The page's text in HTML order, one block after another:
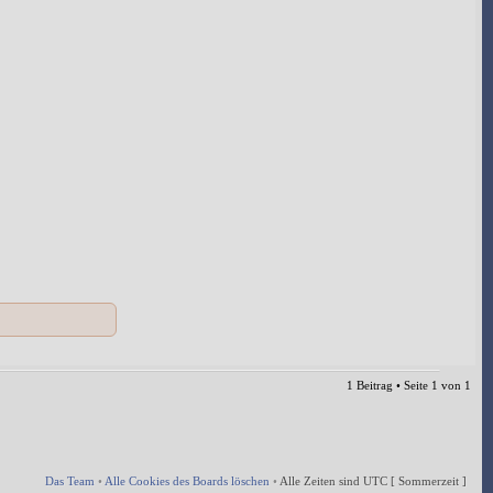
1 Beitrag • Seite 1 von 1
Das Team • Alle Cookies des Boards löschen • Alle Zeiten sind UTC [ Sommerzeit ]